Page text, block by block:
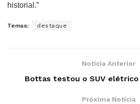
historial.”
Temas: destaque
Notícia Anterior
Bottas testou o SUV elétrico
Próxima Notícia